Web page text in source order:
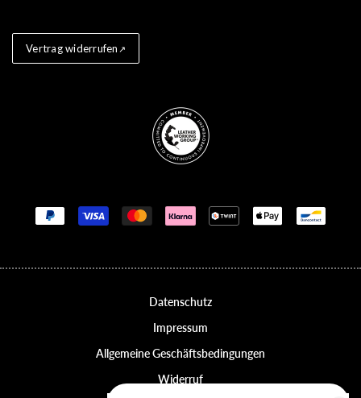
Vertrag widerrufen
Zahlungsmethoden
Datenschutz
Impressum
Allgemeine Geschäftsbedingungen
Widerruf